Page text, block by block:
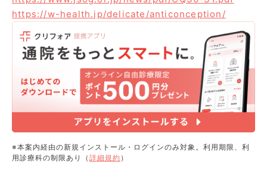
https://w-health.jp/delicate/anticonception/
※本案内経由の新規インストール・ログインのみ対象。利用期限、利
用診療科の制限あり（ 詳細規約 ）